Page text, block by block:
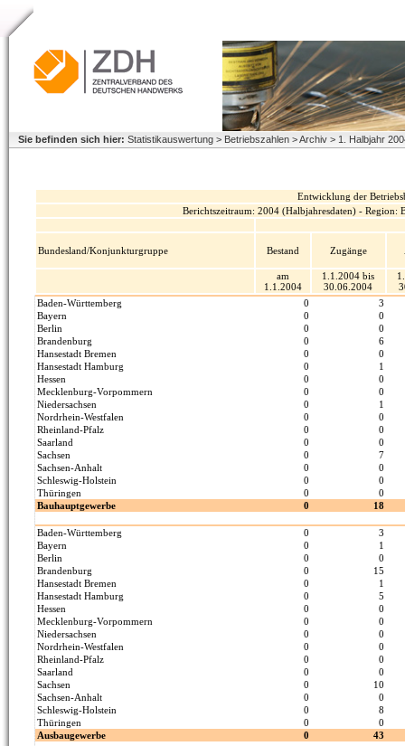
Sie befinden sich hier: Statistikauswertung > Betriebszahlen > Archiv > 1. Halbjahr